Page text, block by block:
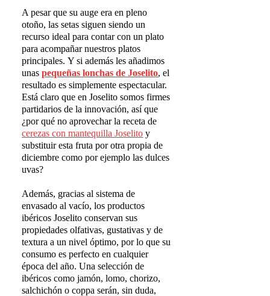
A pesar que su auge era en pleno
otoño, las setas siguen siendo un
recurso ideal para contar con un plato
para acompañar nuestros platos
principales. Y si además les añadimos
unaspequeñas lonchas de Joselito, el
resultado es simplemente espectacular.
Está claro que en Joselito somos firmes
partidarios de la innovación, así que
¿por qué no aprovechar la receta de
cerezas con mantequilla Joselito y
substituir esta fruta por otra propia de
diciembre como por ejemplo las dulces
uvas?
Además, gracias al sistema de
envasado al vacío, los productos
ibéricos Joselito conservan sus
propiedades olfativas, gustativas y de
textura a un nivel óptimo, por lo que su
consumo es perfecto en cualquier
época del año. Una selección de
ibéricos como jamón, lomo, chorizo,
salchichón o coppa serán, sin duda,